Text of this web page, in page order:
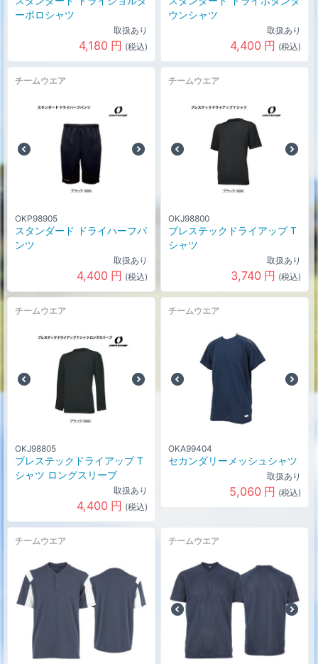
ーポロシャツ
取扱あり
4,180 円 (税込)
ウンシャツ
取扱あり
4,400 円 (税込)
チームウエア
OKP98905
スタンダード ドライハーフパ
ンツ
取扱あり
4,400 円 (税込)
チームウエア
OKJ98800
ブレステックドライアップ T
シャツ
取扱あり
3,740 円 (税込)
チームウエア
OKJ98805
ブレステックドライアップ T
シャツ ロングスリーブ
取扱あり
4,400 円 (税込)
チームウエア
OKA99404
セカンダリーメッシュシャツ
取扱あり
5,060 円 (税込)
チームウエア チームウエア